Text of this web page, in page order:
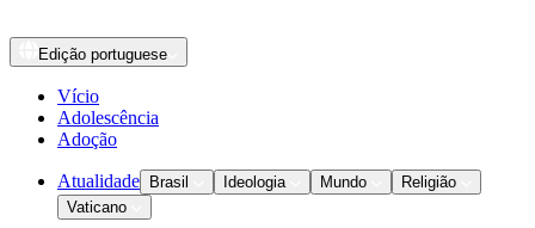
Edição portuguese
Vício
Adolescência
Adoção
Atualidade Brasil Ideologia Mundo
Religião
Vaticano